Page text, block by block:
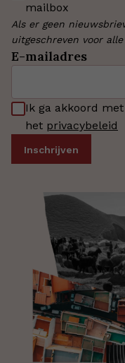
mailbox
Als er geen
uitgeschreven voor
E-mailadres
Ik ga akkoord
het privacybeleid